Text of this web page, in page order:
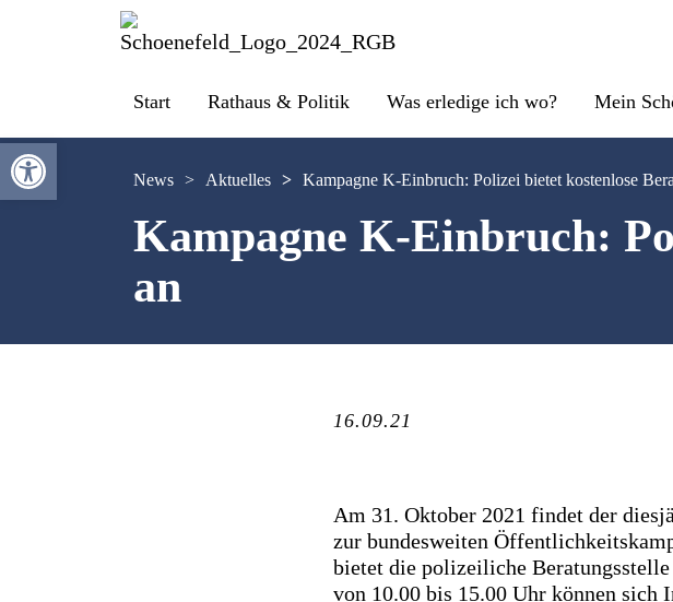
Werkzeugleiste öffnen
Start Rathaus & Politik Was erledige ich wo? Mein
News > Aktuelles > Kampagne K-Einbruch: Polizei bietet kostenlose
Kampagne K-Einbruch:
an
16.09.21
Am 31. Oktober 2021 findet der
zur bundesweiten
bietet die polizeiliche
von 10.00 bis 15.00 Uhr können sich